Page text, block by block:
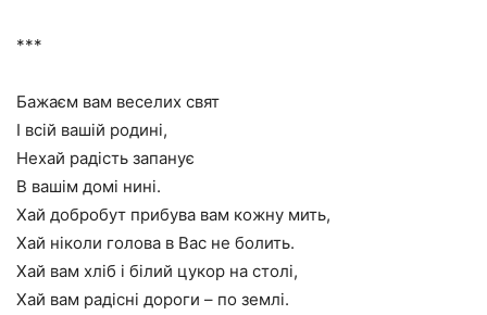
***
Бажаєм вам веселих свят
І всій вашій родині,
Нехай радість запанує
В вашім домі нині.
Хай добробут прибува вам кожну мить,
Хай ніколи голова в Вас не болить.
Хай вам хліб і білий цукор на столі,
Хай вам радісні дороги – по землі.